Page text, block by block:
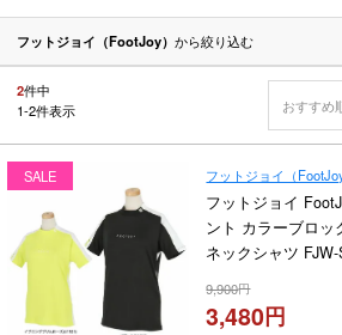
フットジョイ（FootJoy） から絞り込む
2件中
1-2件表示 おすすめ
SALE フットジョイ（FootJoy
フットジョイ
ント カラーブロッ
ネックシャツ
9,900
3,480